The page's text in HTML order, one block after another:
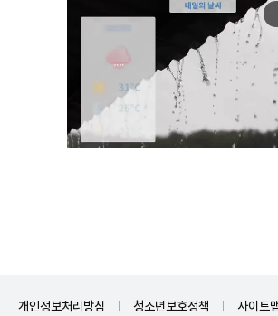
개인정보처리방침 청소년보호정책 사이트